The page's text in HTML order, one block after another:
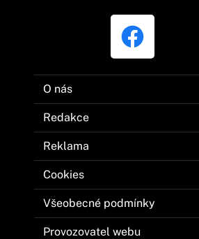
O nás
Redakce
Reklama
Cookies
Všeobecné podmínky
Provozovatel webu